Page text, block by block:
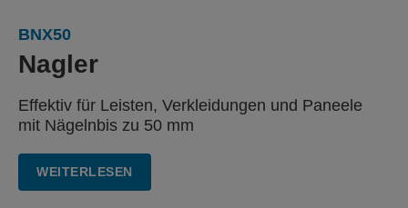
BNX50
Nagler
Effektiv für Leisten, Verkleidungen und Paneele
mit Nägelnbis zu 50 mm
WEITERLESEN